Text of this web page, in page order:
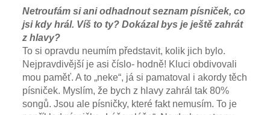
Netroufám si ani odhadnout seznam písniček, co
jsi kdy hrál. Víš to ty? Dokázal bys je ještě zahrát
z hlavy?
To si opravdu neumím představit, kolik jich bylo.
Nejpravdivější je asi číslo- hodně! Kluci obdivovali
mou paměť. A to „neke“, já si pamatoval i akordy těch
písniček. Myslím, že bych z hlavy zahrál tak 80%
songů. Jsou ale písničky, které fakt nemusím. To je